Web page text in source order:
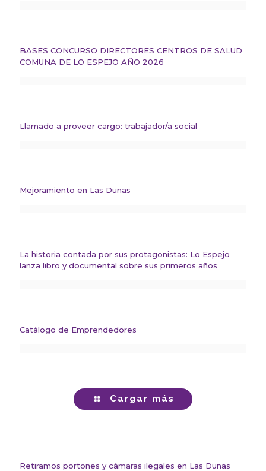
BASES CONCURSO DIRECTORES CENTROS DE SALUD
COMUNA DE LO ESPEJO AÑO 2026
Llamado a proveer cargo: trabajador/a social
Mejoramiento en Las Dunas
La historia contada por sus protagonistas: Lo Espejo
lanza libro y documental sobre sus primeros años
Catálogo de Emprendedores
Cargar más
Retiramos portones y cámaras ilegales en Las Dunas